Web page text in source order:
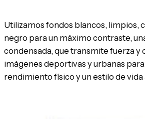
Utilizamos fondos blancos, limpios,
negro para un máximo contraste,
condensada, que transmite fuerza y
imágenes deportivas y urbanas
rendimiento físico y un estilo de vida